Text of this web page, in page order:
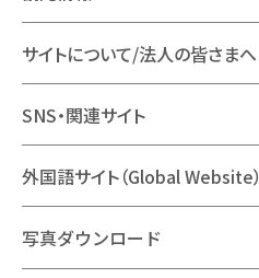
サイトについて/法人の皆さまへ
SNS・関連サイト
外国語サイト（Global Website）
写真ダウンロード